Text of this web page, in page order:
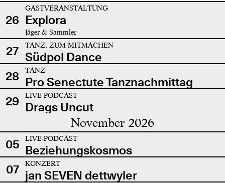
26
GASTVERANSTALTUNG
Explora
Jäger & Sammler
27 TANZ, ZUM MITMACHEN
Südpol Dance
28
TANZ
Pro Senectute Tanznachmittag
29
LIVE-PODCAST
Drags Uncut
November 2026
05 LIVE-PODCAST
Beziehungskosmos
07
KONZERT
jan SEVEN dettwyler